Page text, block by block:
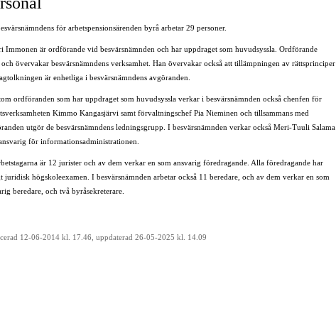
för arbetspensionsärenden byrå arbetar 29 personer.
Immonen är ordförande vid besvärsnämnden och har uppdraget som huvudsyssla. Ordförande
och övervakar besvärsnämndens verksamhet. Han övervakar också att tillämpningen av rättsprinciper
är enhetliga i besvärsnämndens avgöranden.
ordföranden som har uppdraget som huvudsyssla verkar i besvärsnämnden också chenfen för
Kimmo Kangasjärvi samt förvaltningschef Pia Nieminen och tillsammans med
utgör de besvärsnämndens ledningsgrupp. I besvärsnämnden verkar också Meri-Tuuli Salama
för informationsadministrationen.
är 12 jurister och av dem verkar en som ansvarig föredragande. Alla föredragande har
juridisk högskoleexamen. I besvärsnämnden arbetar också 11 beredare,och av dem verkar en som
beredare, och två byråsekreterare.
12-06-2014 kl. 17.46, uppdaterad 26-05-2025 kl. 14.09